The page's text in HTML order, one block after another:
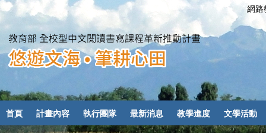
網路
首頁 計畫內容 執行團隊 最新消息 教學進度 文學活動